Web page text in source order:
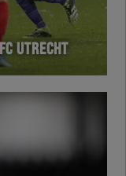
UTRECHT